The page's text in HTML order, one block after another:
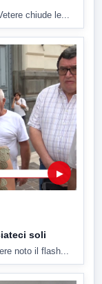
chiude le...
▶
soli
noto il flash...